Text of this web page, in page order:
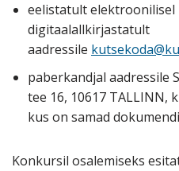
eelistatult elektroonilisel
digitaalallkirjastatult
aadressile
paberkandjal aadressile
tee 16, 10617 TALLINN,
kus on samad
Konkursil osalemiseks